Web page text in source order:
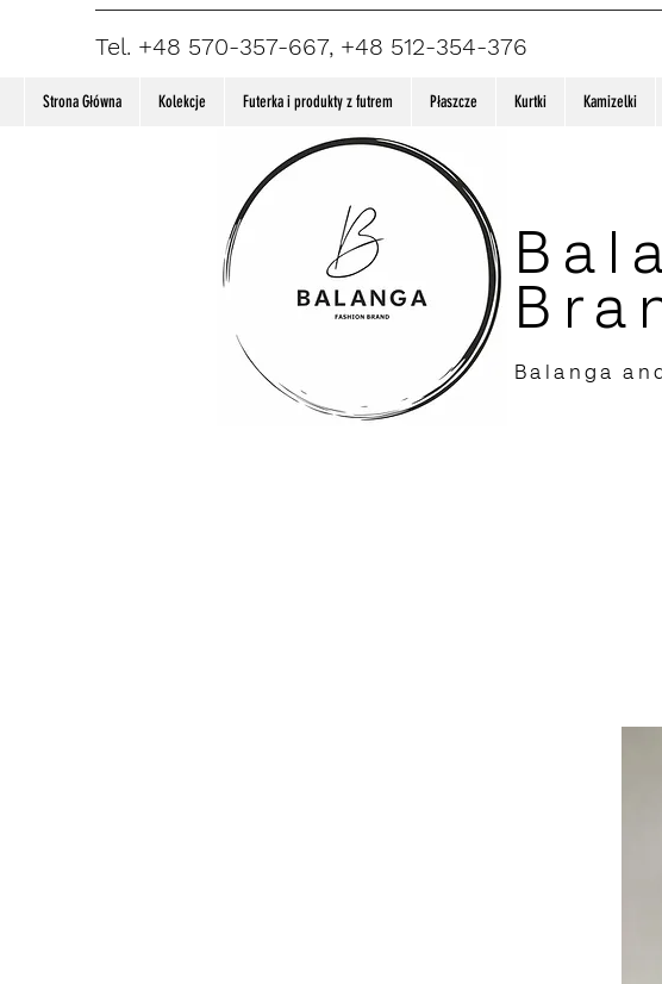
Tel. +48 570-357-667, +48 512-354-376
Strona Główna Kolekcje Futerka i produkty z futrem Płaszcze Kurtki Kamizelki
Balanga